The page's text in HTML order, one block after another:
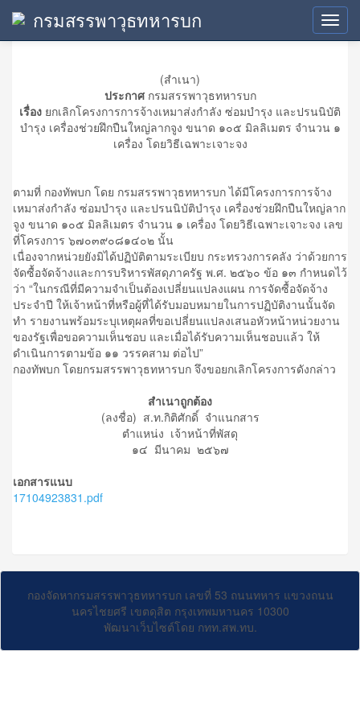
กรมสรรพาวุธทหารบก
ประกาศข่าวสาร
(สำเนา)
ประกาศกรมสรรพาวุธทหารบก
เรื่อง ยกเลิกโครงการการจ้างเหมาส่งกำลัง ซ่อมบำรุง และปรนนิบัติ
บำรุง เครื่องช่วยฝึกปืนใหญ่ลากจูง ขนาด ๑๐๕ มิลลิเมตร จำนวน ๑
เครื่อง โดยวิธีเฉพาะเจาะจง
ตามที่ กองทัพบก โดย กรมสรรพาวุธทหารบก ได้มีโครงการการจ้าง
เหมาส่งกำลัง ซ่อมบำรุง และปรนนิบัติบำรุง เครื่องช่วยฝึกปืนใหญ่ลาก
จูง ขนาด ๑๐๕ มิลลิเมตร จำนวน ๑ เครื่อง โดยวิธีเฉพาะเจาะจง เลข
ที่โครงการ ๖๗๐๓๙๐๘๑๔๐๒ นั้น
เนื่องจากหน่วยยังมิได้ปฏิบัติตามระเบียบ กระทรวงการคลัง ว่าด้วยการ
จัดซื้อจัดจ้างและการบริหารพัสดุภาครัฐ พ.ศ. ๒๕๖๐ ข้อ ๑๓ กำหนดไว้
ว่า “ในกรณีที่มีความจำเป็นต้องเปลี่ยนแปลงแผน การจัดซื้อจัดจ้าง
ประจำปี ให้เจ้าหน้าที่หรือผู้ที่ได้รับมอบหมายในการปฏิบัติงานนั้นจัด
ทำ รายงานพร้อมระบุเหตุผลที่ขอเปลี่ยนแปลงเสนอหัวหน้าหน่วยงาน
ของรัฐเพื่อขอความเห็นชอบ และเมื่อได้รับความเห็นชอบแล้ว ให้
ดำเนินการตามข้อ ๑๑ วรรคสาม ต่อไป”
กองทัพบก โดยกรมสรรพาวุธทหารบก จึงขอยกเลิกโครงการดังกล่าว
สำเนาถูกต้อง
(ลงชื่อ) ส.ท.กิติศักดิ์ จำแนกสาร
ตำแหน่ง เจ้าหน้าที่พัสดุ
๑๔ มีนาคม ๒๕๖๗
เอกสารแนบ
17104923831.pdf
กองจัดหากรมสรรพาวุธทหารบก เลขที่ 53 ถนนทหาร แขวงถนน
นครไชยศรี เขตดุสิต กรุงเทพมหานคร 10300
พัฒนาเว็บไซต์โดย กทท.สพ.ทบ.